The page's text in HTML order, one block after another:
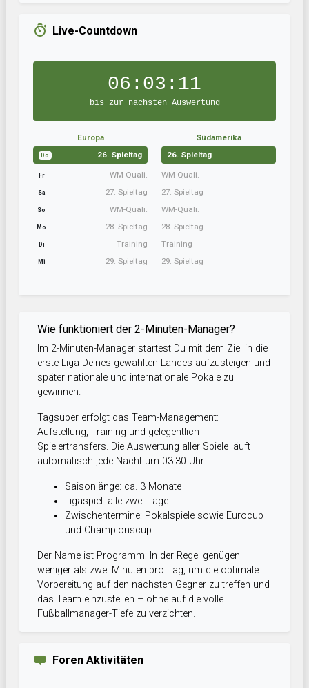
Live-Countdown
06:03:10
bis zur nächsten Auswertung
Europa
Do 26. Spieltag
Fr WM-Quali.
Sa 27. Spieltag
So WM-Quali.
Mo 28. Spieltag
Di Training
Mi 29. Spieltag
Südamerika
26. Spieltag
WM-Quali.
27. Spieltag
WM-Quali.
28. Spieltag
Training
29. Spieltag
Wie funktioniert der 2-Minuten-Manager?
Im 2-Minuten-Manager startest Du mit dem Ziel in die
erste Liga Deines gewählten Landes aufzusteigen und
später nationale und internationale Pokale zu
gewinnen.
Tagsüber erfolgt das Team-Management:
Aufstellung, Training und gelegentlich
Spielertransfers. Die Auswertung aller Spiele läuft
automatisch jede Nacht um 03:30 Uhr.
Saisonlänge: ca. 3 Monate
Ligaspiel: alle zwei Tage
Zwischentermine: Pokalspiele sowie Eurocup
und Championscup
Der Name ist Programm: In der Regel genügen
weniger als zwei Minuten pro Tag, um die optimale
Vorbereitung auf den nächsten Gegner zu treffen und
das Team einzustellen – ohne auf die volle
Fußballmanager-Tiefe zu verzichten.
Foren Aktivitäten